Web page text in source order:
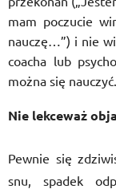
mam poczucie
nauczę…”) i nie
coacha lub
można się nauczyć.
Nie lekceważ
Pewnie się
snu, spadek